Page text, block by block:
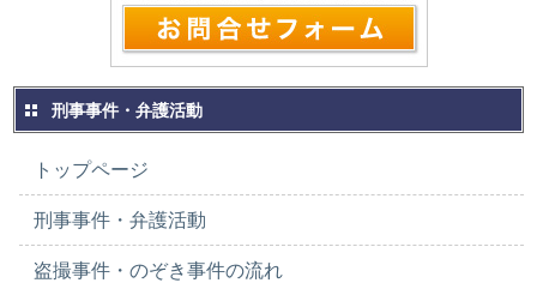
刑事事件・弁護活動
トップページ
刑事事件・弁護活動
盗撮事件・のぞき事件の流れ